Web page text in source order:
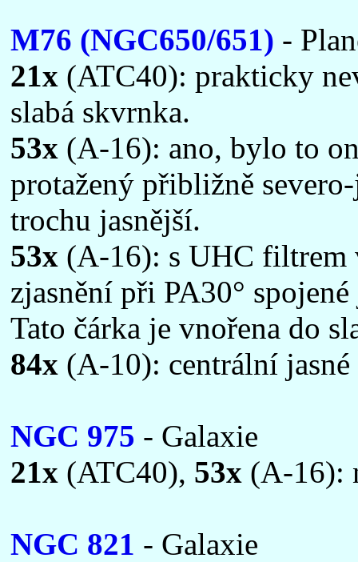
M76 (NGC650/651) -
21x (ATC40): prakticky
slabá skvrnka.
53x (A-16): ano, bylo to
protažený přibližně
trochu jasnější.
53x (A-16): s UHC filtrem
zjasnění při PA30°
Tato čárka je vnořena do
84x (A-10): centrální
NGC 975 - Galaxie
21x (ATC40), 53x (A-16):
NGC 821 - Galaxie